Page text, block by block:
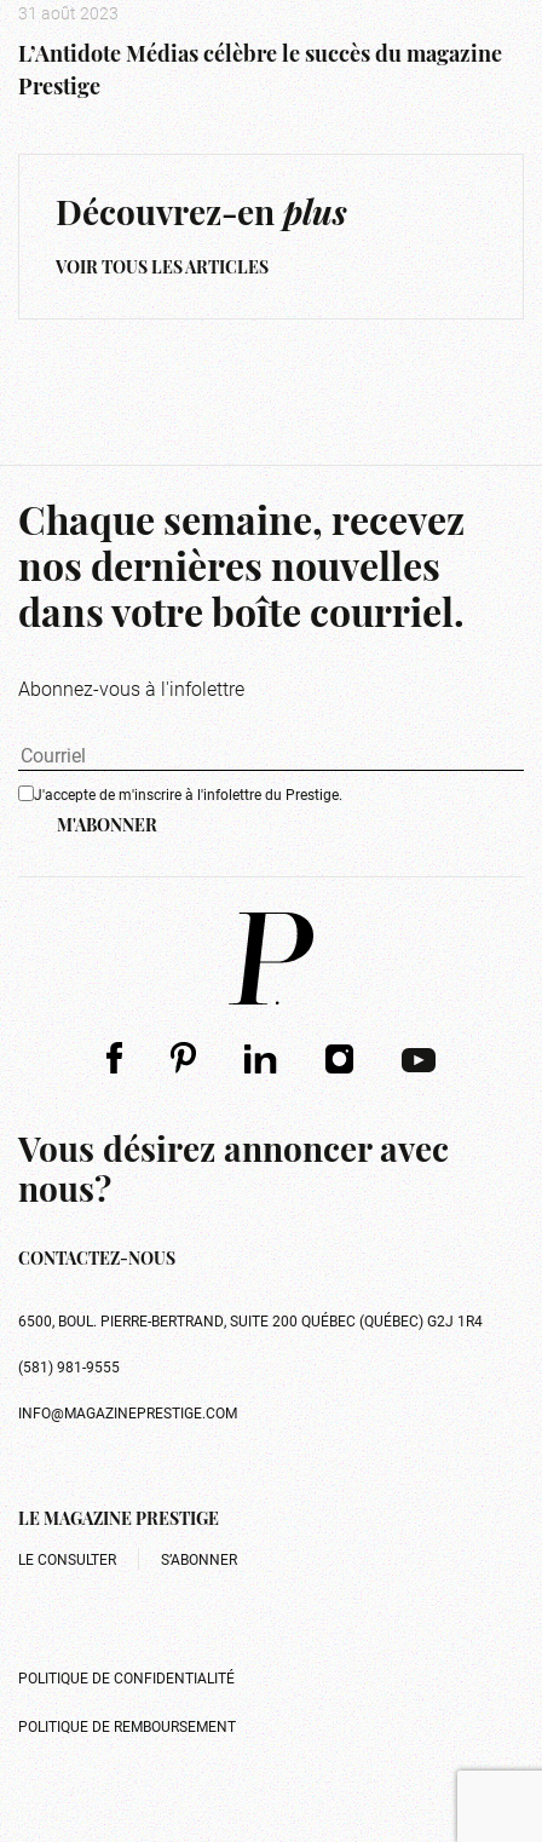
31 août 2023
L’Antidote Médias célèbre le succès du magazine
Prestige
Découvrez-enplus
VOIR TOUS LES ARTICLES
Chaque semaine, recevez
nos dernières nouvelles
dans votre boîte courriel.
Abonnez-vous à l'infolettre
J'accepte de m'inscrire à l'infolettre du Prestige.
M'ABONNER
Vous désirez annoncer avec
nous?
CONTACTEZ-NOUS
6500, BOUL. PIERRE-BERTRAND, SUITE 200 QUÉBEC (QUÉBEC) G2J 1R4
(581) 981-9555
INFO@MAGAZINEPRESTIGE.COM
LE MAGAZINE PRESTIGE
LE CONSULTER S’ABONNER
POLITIQUE DE CONFIDENTIALITÉ
POLITIQUE DE REMBOURSEMENT